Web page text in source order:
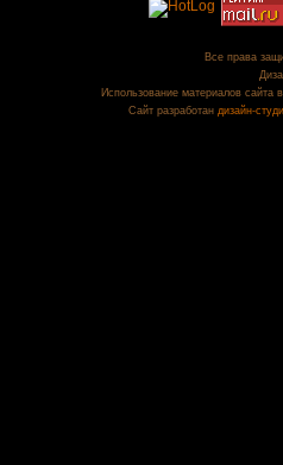
Все права
Использование материалов сайта
Сайт разработан дизайн-